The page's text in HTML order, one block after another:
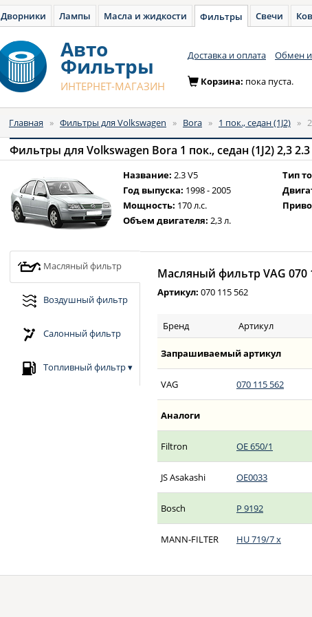
Дворники Лампы Масла и жидкости Фильтры Свечи
Авто
Фильтры
ИНТЕРНЕТ-МАГАЗИН
Доставка и оплата Обмен и
Корзина: пока пуста.
Главная » Фильтры для Volkswagen » Bora » 1 пок., седан (1J2) »
Фильтры для Volkswagen Bora 1 пок., седан (1J2) 2,3
Название: 2.3 V5
Год выпуска: 1998 - 2005
Мощность: 170 л.с.
Объем двигателя: 2,3 л.
Тип
Масляный фильтр
Воздушный фильтр
Салонный фильтр
Топливный фильтр▾
Масляный фильтр VAG 070
Артикул: 070 115 562
Бренд Артикул
Запрашиваемый артикул
VAG 070 115 562
Аналоги
Filtron OE 650/1
JS Asakashi OE0033
Bosch P 9192
MANN-FILTER HU 719/7 x